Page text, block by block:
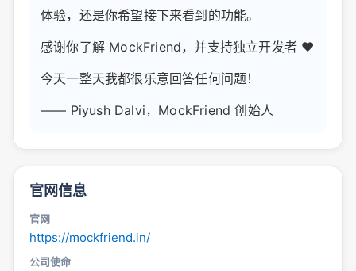
体验，还是你希望接下来看到的功能。
感谢你了解 MockFriend，并支持独立开发者 ❤️
今天一整天我都很乐意回答任何问题！
—— Piyush Dalvi，MockFriend 创始人
官网信息
官网
https://mockfriend.in/
公司使命